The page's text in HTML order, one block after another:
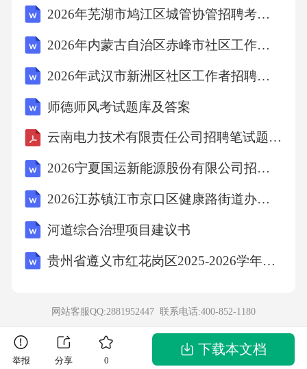
2026年芜湖市鸠江区城管协管招聘考试备考题库及答案解析
2026年内蒙古自治区赤峰市社区工作者招聘笔试参考试题及答案解析
2026年武汉市新洲区社区工作者招聘笔试参考题库及答案解析
师德师风考试题库及答案
云南电力技术有限责任公司招聘笔试题库2026
2026宁夏国运新能源股份有限公司招聘45人笔试备考试题及答案详解
2026江苏镇江市京口区健康路街道办事处编制外城管协管员招聘2人笔试参考题库及答案详解
河道综合治理项目建议书
贵州省遵义市红花岗区2025-2026学年四下数学期末检测试题含解析
网站客服QQ:2881952447 联系电话:400-852-1180
举报 分享 0
下载本文档